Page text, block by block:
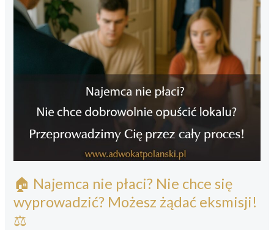
🏠 Najemca nie płaci? Nie chce się
wyprowadzić? Możesz żądać eksmisji!
⚖️